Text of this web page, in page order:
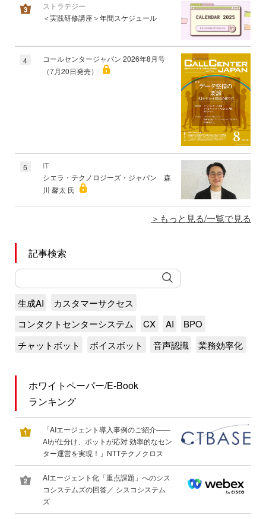
ストラテジー
＜実践研修講座＞年間スケジュール
4
コールセンタージャパン 2026年8月号
（7月20日発売）
5
IT
シエラ・テクノロジーズ・ジャパン 森
川 馨太 氏
もっと見る/一覧で見る
記事検索
生成AI
カスタマーサクセス
コンタクトセンターシステム
CX AI
BPO
チャットボット
ボイスボット 音声認識 業務効率化
ホワイトペーパー/E-Book
ランキング
「AIエージェント導入事例のご紹介――
AIが仕分け、ボットが応対 効率的なセン
ター運営を実現！」NTTテクノクロス
AIエージェント化「重点課題」へのシス
コシステムズの回答／ シスコシステム
ズ